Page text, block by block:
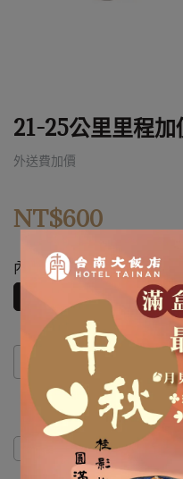
21-25公里里程
外送費加價
NT$600
內容
21-25公里里程加價
商品介紹